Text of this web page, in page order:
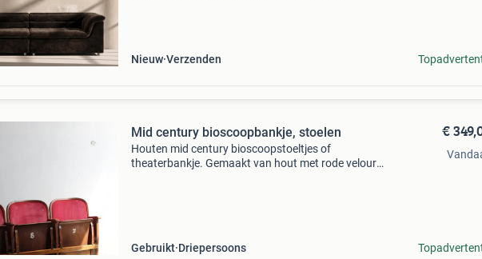
Nieuw Verzenden
Mid century bioscoopbankje, stoelen
Houten mid century bioscoopstoeltjes of
theaterbankje. Gemaakt van hout met rode velours
Gebruikt Driepersoons
€